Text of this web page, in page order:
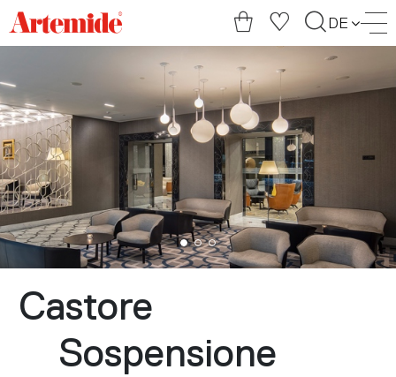
Artemide
home
page
DE
Castore
Sospensione